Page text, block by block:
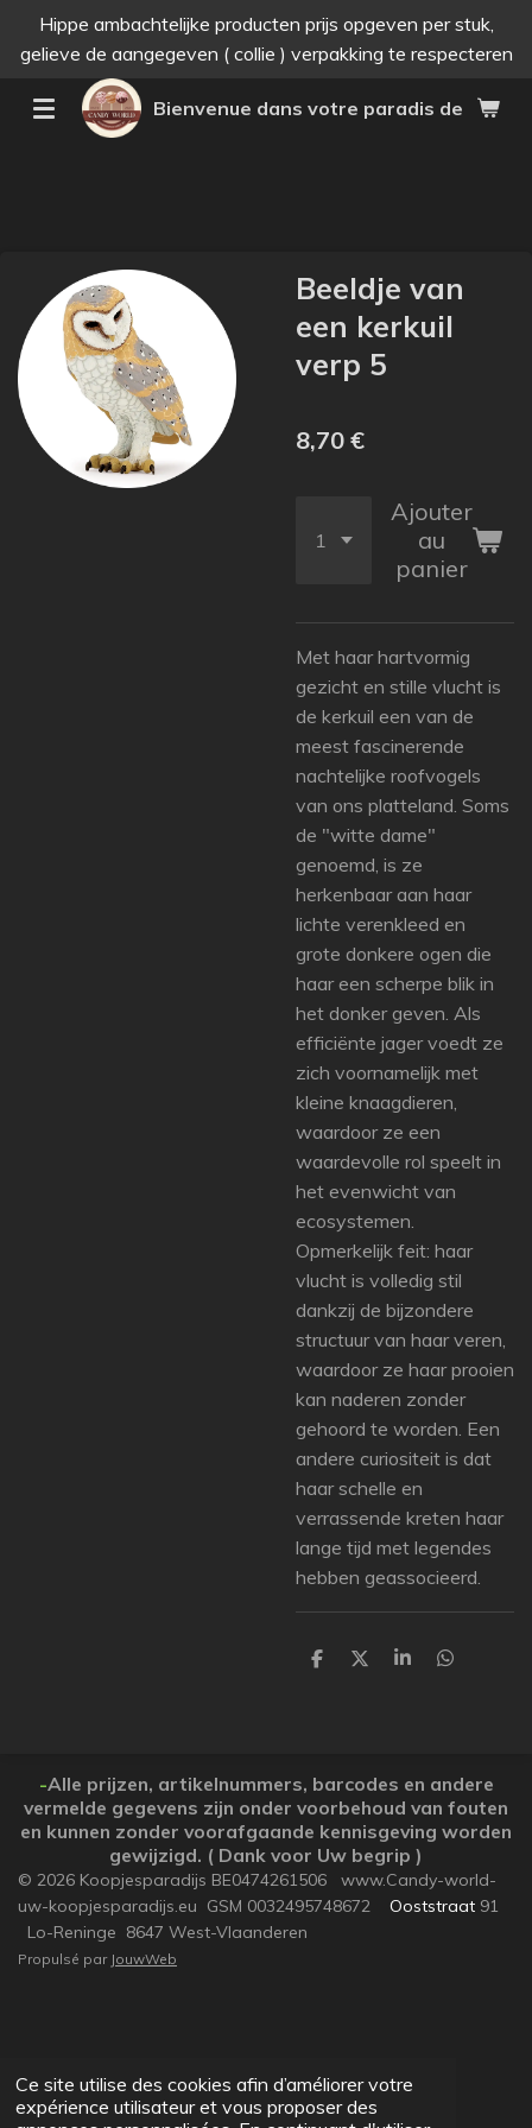
Ce site utilise des cookies afin d’améliorer votre
expérience utilisateur et vous proposer des
Passer
au
principal
Bienvenue dans votre paradis des
Hippe ambachtelijke producten prijs opgeven per stuk,
gelieve de aangegeven ( collie ) verpakking te respecteren
Beeldje van
een kerkuil
verp 5
8,70 €
Ajouter
au
panier
Met haar hartvormig
gezicht en stille vlucht is
de kerkuil een van de
meest fascinerende
nachtelijke roofvogels
van ons platteland. Soms
de "witte dame"
genoemd, is ze
herkenbaar aan haar
lichte verenkleed en
grote donkere ogen die
haar een scherpe blik in
het donker geven. Als
efficiënte jager voedt ze
zich voornamelijk met
kleine knaagdieren,
waardoor ze een
waardevolle rol speelt in
het evenwicht van
ecosystemen.
Opmerkelijk feit: haar
vlucht is volledig stil
dankzij de bijzondere
structuur van haar veren,
waardoor ze haar prooien
kan naderen zonder
gehoord te worden. Een
andere curiositeit is dat
haar schelle en
verrassende kreten haar
lange tijd met legendes
hebben geassocieerd.
P
e
P
e
r
P
e
r
P
e
-Alle prijzen, artikelnummers, barcodes en andere
vermelde gegevens zijn onder voorbehoud van fouten
en kunnen zonder voorafgaande kennisgeving worden
gewijzigd. ( Dank voor Uw begrip )
© 2026 Koopjesparadijs BE0474261506 www.Candy-world-
uw-koopjesparadijs.eu GSM 0032495748672 Ooststraat 91
Lo-Reninge 8647 West-Vlaanderen
Propulsé par JouwWeb